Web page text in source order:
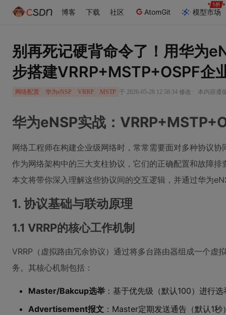
博客 下载 社区 AtomGit 模型市场
别再死记硬背命令了！用华为
步搭建VRRP+MSTP+OSPF企
网络配置 华为eNSP VRRP MSTP 于 2026-05-28 12:58:34 修改 · 本内容遵
华为eNSP实战：
网络工程师在构建企业级网络时，常常需要面对多种协议协
作为网络架构中的三大支柱协议，它们的正确配置和故障
本文将带你深入理解这些协议间的交互逻辑，并通过华为
1. 协议基础与联动原理
1.1 VRRP的核心工作机制
VRRP（虚拟路由冗余协议）通过将多台路由器组成一个虚
务。其核心机制包括：
Master/Bakcup选举 ：基于优先级（默认100）进行
Advertisement报文 ：Master定期发送通告（默认1秒